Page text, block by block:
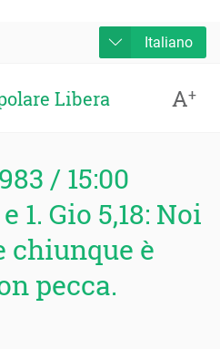
Italiano
Libera A+
/ 15:00
1. Gio 5,18: Noi
chiunque è
pecca.